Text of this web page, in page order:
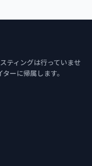
ティングは行っていませ
ーに帰属します。